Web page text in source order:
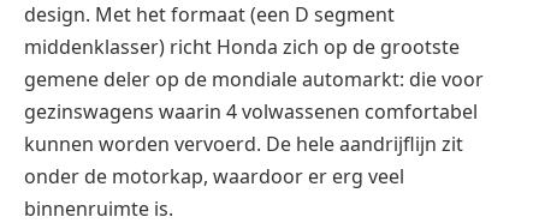
design. Met het formaat (een D segment
middenklasser) richt Honda zich op de grootste
gemene deler op de mondiale automarkt: die voor
gezinswagens waarin 4 volwassenen comfortabel
kunnen worden vervoerd. De hele aandrijflijn zit
onder de motorkap, waardoor er erg veel
binnenruimte is.